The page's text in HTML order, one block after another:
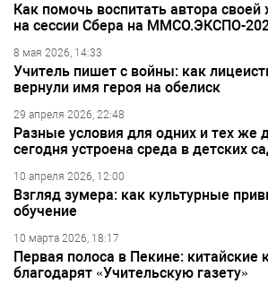
Как помочь воспитать автора своей
на сессии Сбера на ММСО.ЭКСПО-
8 мая 2026, 14:33
Учитель пишет с войны: как
вернули имя героя на обелиск
29 апреля 2026, 22:48
Разные условия для одних и тех же
сегодня устроена среда в детских
10 апреля 2026, 12:00
Взгляд зумера: как культурные
обучение
10 марта 2026, 18:17
Первая полоса в Пекине: китайские
благодарят «Учительскую газету»